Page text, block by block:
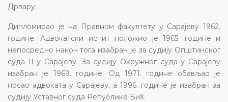
Дрвару.
Дипломирао је на Правном факултету у Сарајеву 1962.
године. Адвокатски испит положио је 1965. године и
непосредно након тога изабран је за судију Општинског
суда II у Сарајеву. За судију Окружног суда у Сарајеву
изабран је 1969. године. Од 1971. године обављао је
посао адвоката у Сарајеву, а 1996. године је изабран за
судију Уставног суда Републике БиХ.